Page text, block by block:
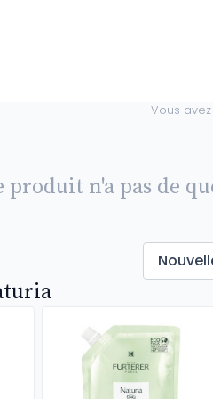
Vous
produit n'a pas de